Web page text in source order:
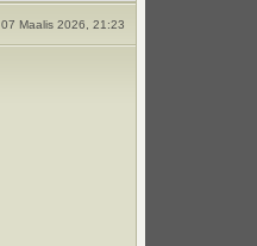
07 Maalis 2026, 21:23